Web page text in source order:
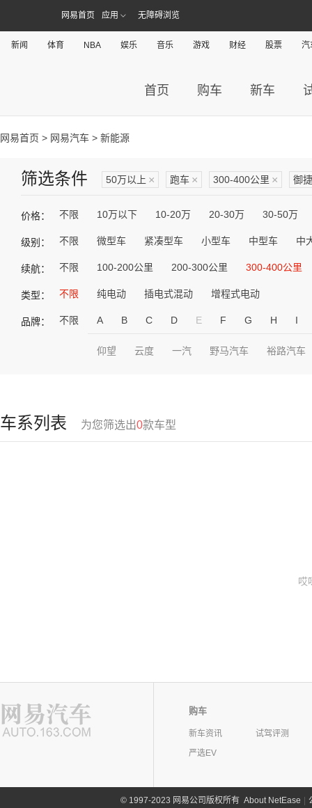
网易首页 应用 无障碍浏览
新闻 体育 NBA 娱乐 音乐 游戏 财经 股票 汽
首页 购车 新车
网易首页 > 网易汽车 > 新能源
筛选条件 50万以上 × 跑车 × 300-400公里 × 御
价格： 不限 10万以下 10-20万 20-30万 30-50万
级别： 不限 微型车 紧凑型车 小型车 中型车 中
续航： 不限 100-200公里 200-300公里 300-400公里
类型： 不限 纯电动 插电式混动 增程式电动
品牌： 不限 A B C D E F G H I
仰望 云度 一汽 野马汽车 裕路汽车
车系列表 为您筛选出0款车型
哎
购车
新车资讯
试驾评测
严选EV
©1997-2023 网易公司版权所有 About NetEase